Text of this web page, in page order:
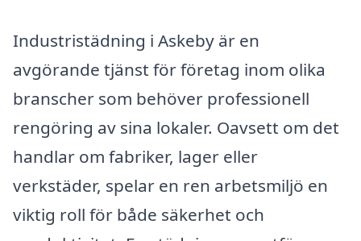
Industristädning i Askeby är en
avgörande tjänst för företag inom olika
branscher som behöver professionell
rengöring av sina lokaler. Oavsett om det
handlar om fabriker, lager eller
verkstäder, spelar en ren arbetsmiljö en
viktig roll för både säkerhet och